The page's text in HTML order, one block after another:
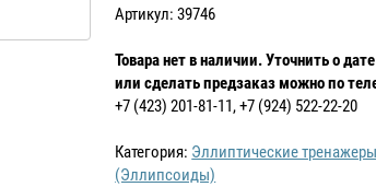
Артикул: 39746
Товара нет в наличии. Уточнить о
или сделать предзаказ можно по
+7 (423) 201-81-11, +7 (924) 522-22-20
Категория: Эллиптические тренажеры
(Эллипсоиды)